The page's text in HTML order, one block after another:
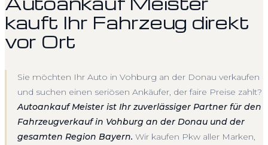
kauft Ihr Fahrzeug direkt
vor Ort
Sie möchten Ihr Auto in Vohburg an der Donau verkaufen
und suchen einen seriösen Ankäufer, der faire Preise zahlt?
Autoankauf Meister ist Ihr zuverlässiger Partner für den
Fahrzeugverkauf in Vohburg an der Donau und der
gesamten Region Bayern. Wir kaufen Pkw aller Marken,